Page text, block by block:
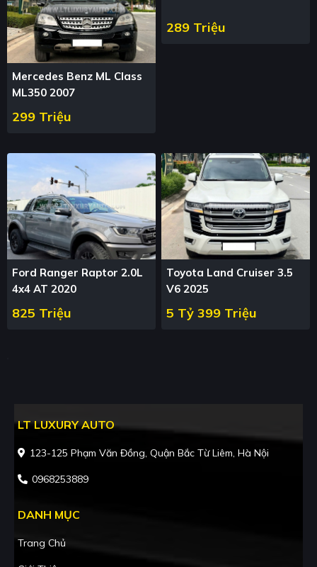
Mercedes Benz ML Class
ML350 2007
299 Triệu
289 Triệu
Ford Ranger Raptor 2.0L
4x4 AT 2020
825 Triệu
Toyota Land Cruiser 3.5
V6 2025
5 Tỷ 399 Triệu
LT LUXURY AUTO
123-125 Phạm Văn Đồng, Quận Bắc Từ Liêm, Hà Nội
0968253889
DANH MỤC
Trang Chủ